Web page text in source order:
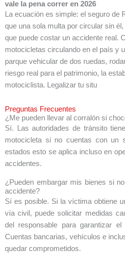
vale la pena correr en 2026
La ecuación es simple: el seguro de
que una sola multa por circular sin
que puede costar un accidente real.
motocicletas circulando en el país y
parque vehicular de dos ruedas,
riesgo real para el patrimonio, la
motociclista. Legalizar tu situ
Preguntas Frecuentes
¿Me pueden llevar al corralón si
Sí. Las autoridades de tránsito
motocicleta si no cuentas con un
estados esto se aplica incluso en
accidentes.
¿Pueden embargar mis bienes si
accidente?
Sí es posible. Si la víctima obtiene
vía civil, puede solicitar medidas
del responsable para garantizar
Cuentas bancarias, vehículos e
quedar comprometidos.